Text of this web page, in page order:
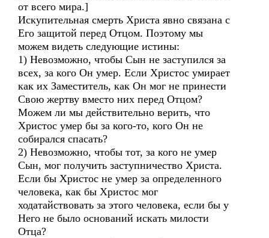
от всего мира.]
Искупительная смерть Христа явно связана с
Его защитой перед Отцом. Поэтому мы
можем видеть следующие истины:
1) Невозможно, чтобы Сын не заступился за
всех, за кого Он умер. Если Христос умирает
как их Заместитель, как Он мог не принести
Свою жертву вместо них перед Отцом?
Можем ли мы действительно верить, что
Христос умер бы за кого-то, кого Он не
собирался спасать?
2) Невозможно, чтобы тот, за кого не умер
Сын, мог получить заступничество Христа.
Если бы Христос не умер за определенного
человека, как бы Христос мог
ходатайствовать за этого человека, если бы у
Него не было оснований искать милости
Отца?